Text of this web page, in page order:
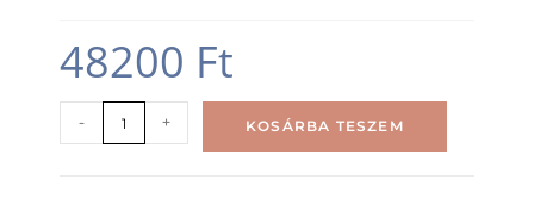
48200 Ft
- + KOSÁRBA TESZEM